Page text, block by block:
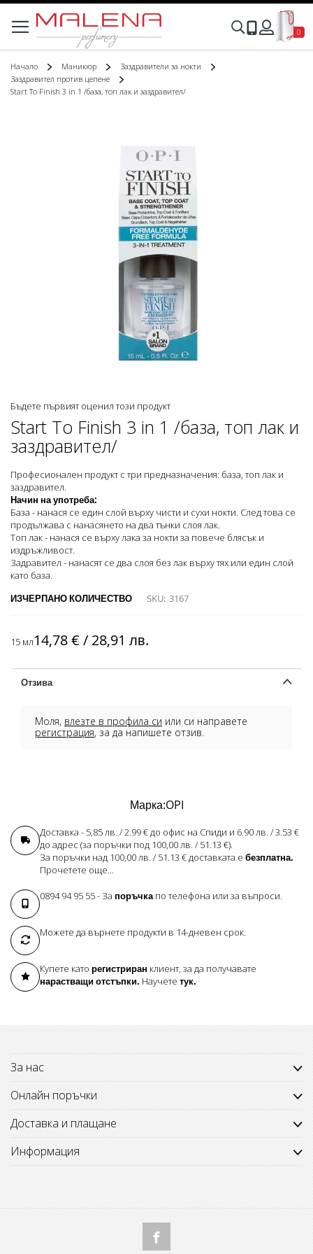
Търсене
Вход
Моята
0
Начало Маникюр
Заздравители за нокти
Заздравител против цепене
Start To Finish 3 in 1 /база, топ лак и заздравител/
Start To Finish 3 in 1 /база, топ лак и
заздравител/
Професионален продукт с три предназначения: база, топ лак и
заздравител.
Начин на употреба:
База - нанася се един слой върху чисти и сухи нокти. След това се
продължава с нанасянето на два тънки слоя лак.
Топ лак - нанася се върху лака за нокти за повече блясък и
издръжливост.
Задравител - нанасят се два слоя без лак върху тях или един слой
като база.
ИЗЧЕРПАНО КОЛИЧЕСТВО
SKU 3167
15 мл14,78 € / 28,91 лв.
Преминете
началото
на
галерия
снимки
Бъдете първият оценил този продукт
Отзива
Моля, влезте в профила си или си направете
регистрация, за да напишете отзив.
Марка:OPI
Доставка - 5,85 лв. / 2.99 € до офис на Спиди и 6.90 лв. / 3.53 €
до адрес (за поръчки под 100,00 лв. / 51.13 €).
За поръчки над 100,00 лв. / 51.13 € доставката е безплатна.
Прочетете още...
0894 94 95 55- За поръчка по телефона или за въпроси.
Можете да върнете продукти в 14-дневен срок.
Купете като регистриран клиент, за да получавате
нарастващи отстъпки. Научете тук.
За нас
Онлайн поръчки
Доставка и плащане
Информация